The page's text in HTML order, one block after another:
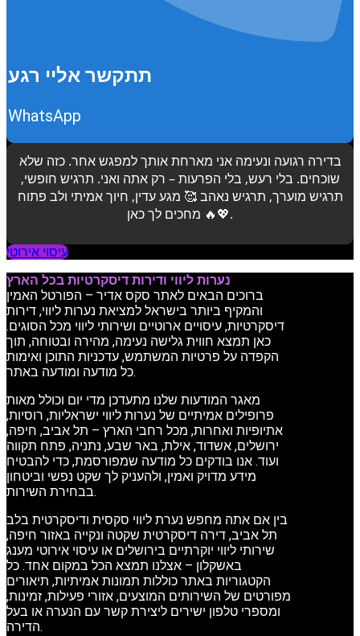
תתקשר אליי רגע
WhatsApp
בדירה רגועה ונעימה אני מארחת אותך למפגש אחר. כזה שלא
שוכחים. בלי רעש, בלי הפרעות – רק אתה ואני. תרגיש חופשי,
תרגיש מוערך, תרגיש נאהב 🥰 מגע עדין, חיוך אמיתי ולב פתוח
מחכים לך כאן 🔥💖.
עיסוי אירוטי
נערות ליווי ודירות דיסקרטיות בכל הארץ
ברוכים הבאים לאתר סקס אדיר – הפורטל האמין
והמקיף ביותר בישראל למציאת נערות ליווי, דירות
דיסקרטיות, עיסויים ארוטיים ושירותי ליווי מכל הסוגים.
כאן תמצא חווית גלישה נעימה, מהירה ובטוחה, תוך
הקפדה על פרטיות המשתמש, עדכניות התוכן ואימות
כל מודעה ומודעה באתר.
מאגר המודעות שלנו מתעדכן מדי יום וכולל מאות
פרופילים אמיתיים של נערות ליווי ישראליות, רוסיות,
אתיופיות ואחרות, מכל רחבי הארץ – תל אביב, חיפה,
ירושלים, אשדוד, אילת, באר שבע, נתניה, פתח תקווה
ועוד. אנו בודקים כל מודעה שמפורסמת, כדי להבטיח
מידע מדויק ואמין, ולהעניק לך שקט נפשי וביטחון
בבחירת השירות.
בין אם אתה מחפש נערת ליווי סקסית ודיסקרטית בלב
תל אביב, דירה דיסקרטית שקטה ונקייה באזור חיפה,
שירותי ליווי יוקרתיים בירושלים או עיסוי אירוטי מענג
באשקלון – אצלנו תמצא הכל במקום אחד. כל
הקטגוריות באתר כוללות תמונות אמיתיות, תיאורים
מפורטים של השירותים המוצעים, אזורי פעילות, זמינות,
ומספרי טלפון ישירים ליצירת קשר עם הנערה או בעל
הדירה.